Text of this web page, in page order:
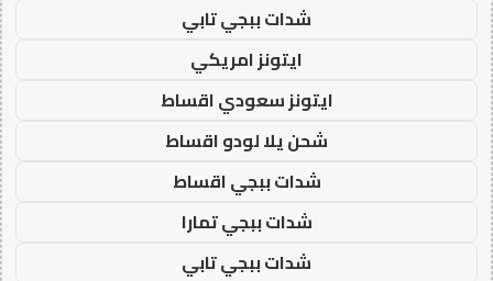
شدات ببجي تابي
ايتونز امريكي
ايتونز سعودي اقساط
شحن يلا لودو اقساط
شدات ببجي اقساط
شدات ببجي تمارا
شدات ببجي تابي